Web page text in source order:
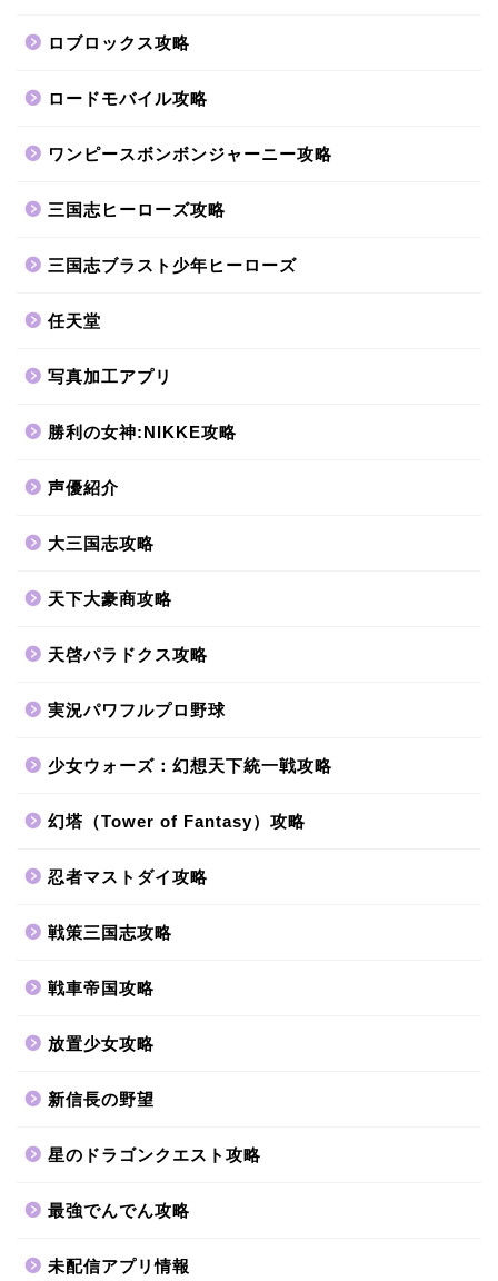
ロブロックス攻略
ロードモバイル攻略
ワンピースボンボンジャーニー攻略
三国志ヒーローズ攻略
三国志ブラスト少年ヒーローズ
任天堂
写真加工アプリ
勝利の女神:NIKKE攻略
声優紹介
大三国志攻略
天下大豪商攻略
天啓パラドクス攻略
実況パワフルプロ野球
少女ウォーズ：幻想天下統一戦攻略
幻塔（Tower of Fantasy）攻略
忍者マストダイ攻略
戦策三国志攻略
戦車帝国攻略
放置少女攻略
新信長の野望
星のドラゴンクエスト攻略
最強でんでん攻略
未配信アプリ情報